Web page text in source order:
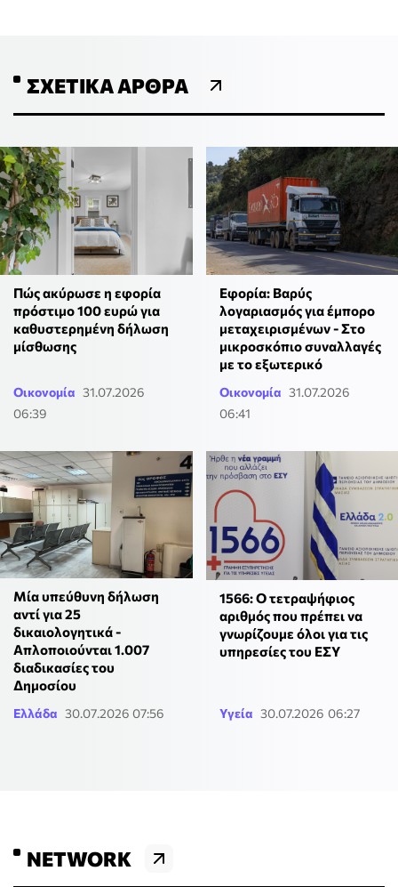
ΣΧΕΤΙΚΆ ΆΡΘΡΑ
Πώς ακύρωσε η εφορία
πρόστιμο 100 ευρώ για
καθυστερημένη δήλωση
μίσθωσης
Οικονομία 31.07.2026
06:39
Εφορία: Βαρύς
λογαριασμός για έμπορο
μεταχειρισμένων - Στο
μικροσκόπιο συναλλαγές
με το εξωτερικό
Οικονομία 31.07.2026
06:41
Μία υπεύθυνη δήλωση
αντί για 25
δικαιολογητικά -
Απλοποιούνται 1.007
διαδικασίες του
Δημοσίου
Ελλάδα 30.07.2026 07:56
1566: Ο τετραψήφιος
αριθμός που πρέπει να
γνωρίζουμε όλοι για τις
υπηρεσίες του ΕΣΥ
Υγεία 30.07.2026 06:27
NETWORK